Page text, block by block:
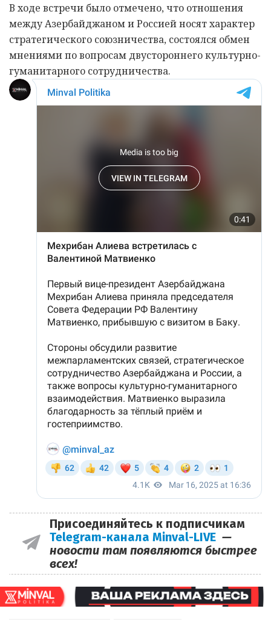
В ходе встречи было отмечено, что отношения
между Азербайджаном и Россией носят характер
стратегического союзничества, состоялся обмен
мнениями по вопросам двустороннего культурно-
гуманитарного сотрудничества.
Присоединяйтесь к подписчикам
Telegram-канала Minval-LIVE —
новости там появляются быстрее
всех!